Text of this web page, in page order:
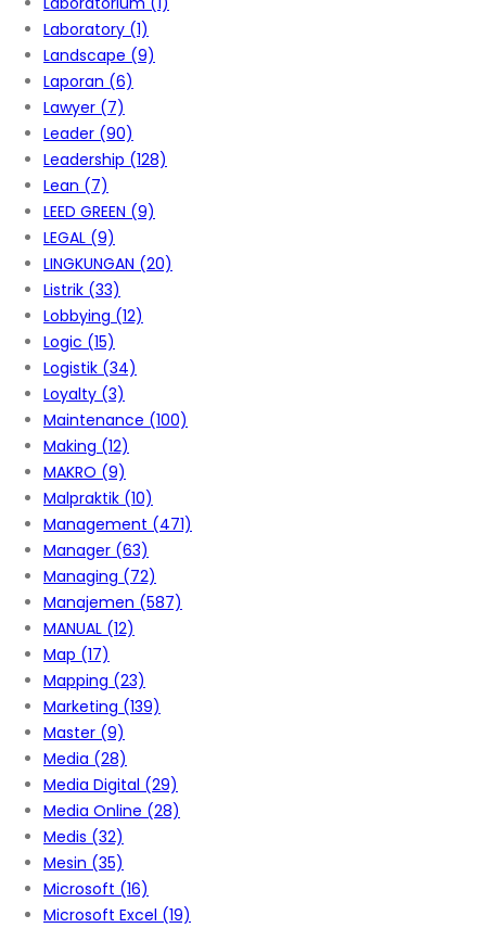
Laboratory (1)
Landscape (9)
Laporan (6)
Lawyer (7)
Leader (90)
Leadership (128)
Lean (7)
LEED GREEN (9)
LEGAL (9)
LINGKUNGAN (20)
Listrik (33)
Lobbying (12)
Logic (15)
Logistik (34)
Loyalty (3)
Maintenance (100)
Making (12)
MAKRO (9)
Malpraktik (10)
Management (471)
Manager (63)
Managing (72)
Manajemen (587)
MANUAL (12)
Map (17)
Mapping (23)
Marketing (139)
Master (9)
Media (28)
Media Digital (29)
Media Online (28)
Medis (32)
Mesin (35)
Microsoft (16)
Microsoft Excel (19)